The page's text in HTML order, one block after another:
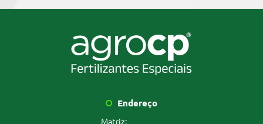
Endereço
Matriz: